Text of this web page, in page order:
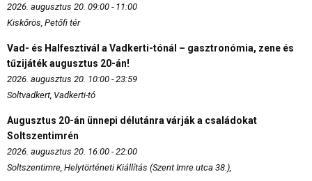
2026. augusztus 20. 09:00 - 11:00
Kiskőrös, Petőfi tér
Vad- és Halfesztivál a Vadkerti-tónál – gasztronómia, zene és
tűzijáték augusztus 20-án!
2026. augusztus 20. 10:00 - 23:59
Soltvadkert, Vadkerti-tó
Augusztus 20-án ünnepi délutánra várják a családokat
Soltszentimrén
2026. augusztus 20. 16:00 - 22:00
Soltszentimre, Helytörténeti Kiállítás (Szent Imre utca 38.),